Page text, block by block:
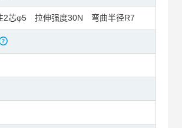
芯φ5 拉伸强度30N 弯曲半径R7